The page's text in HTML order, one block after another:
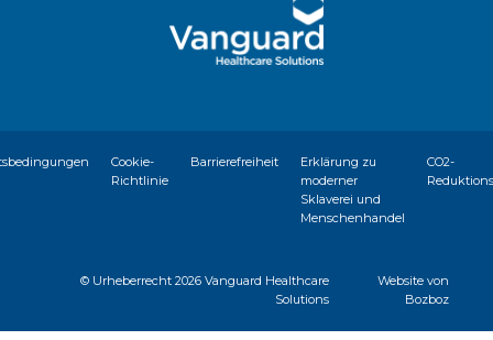
Cookie-
Richtlinie
Barrierefreiheit
Erklärung zu
moderner
Sklaverei und
Menschenhandel
CO2-
© Urheberrecht2026 Vanguard Healthcare
Solutions
Website von
Bozboz